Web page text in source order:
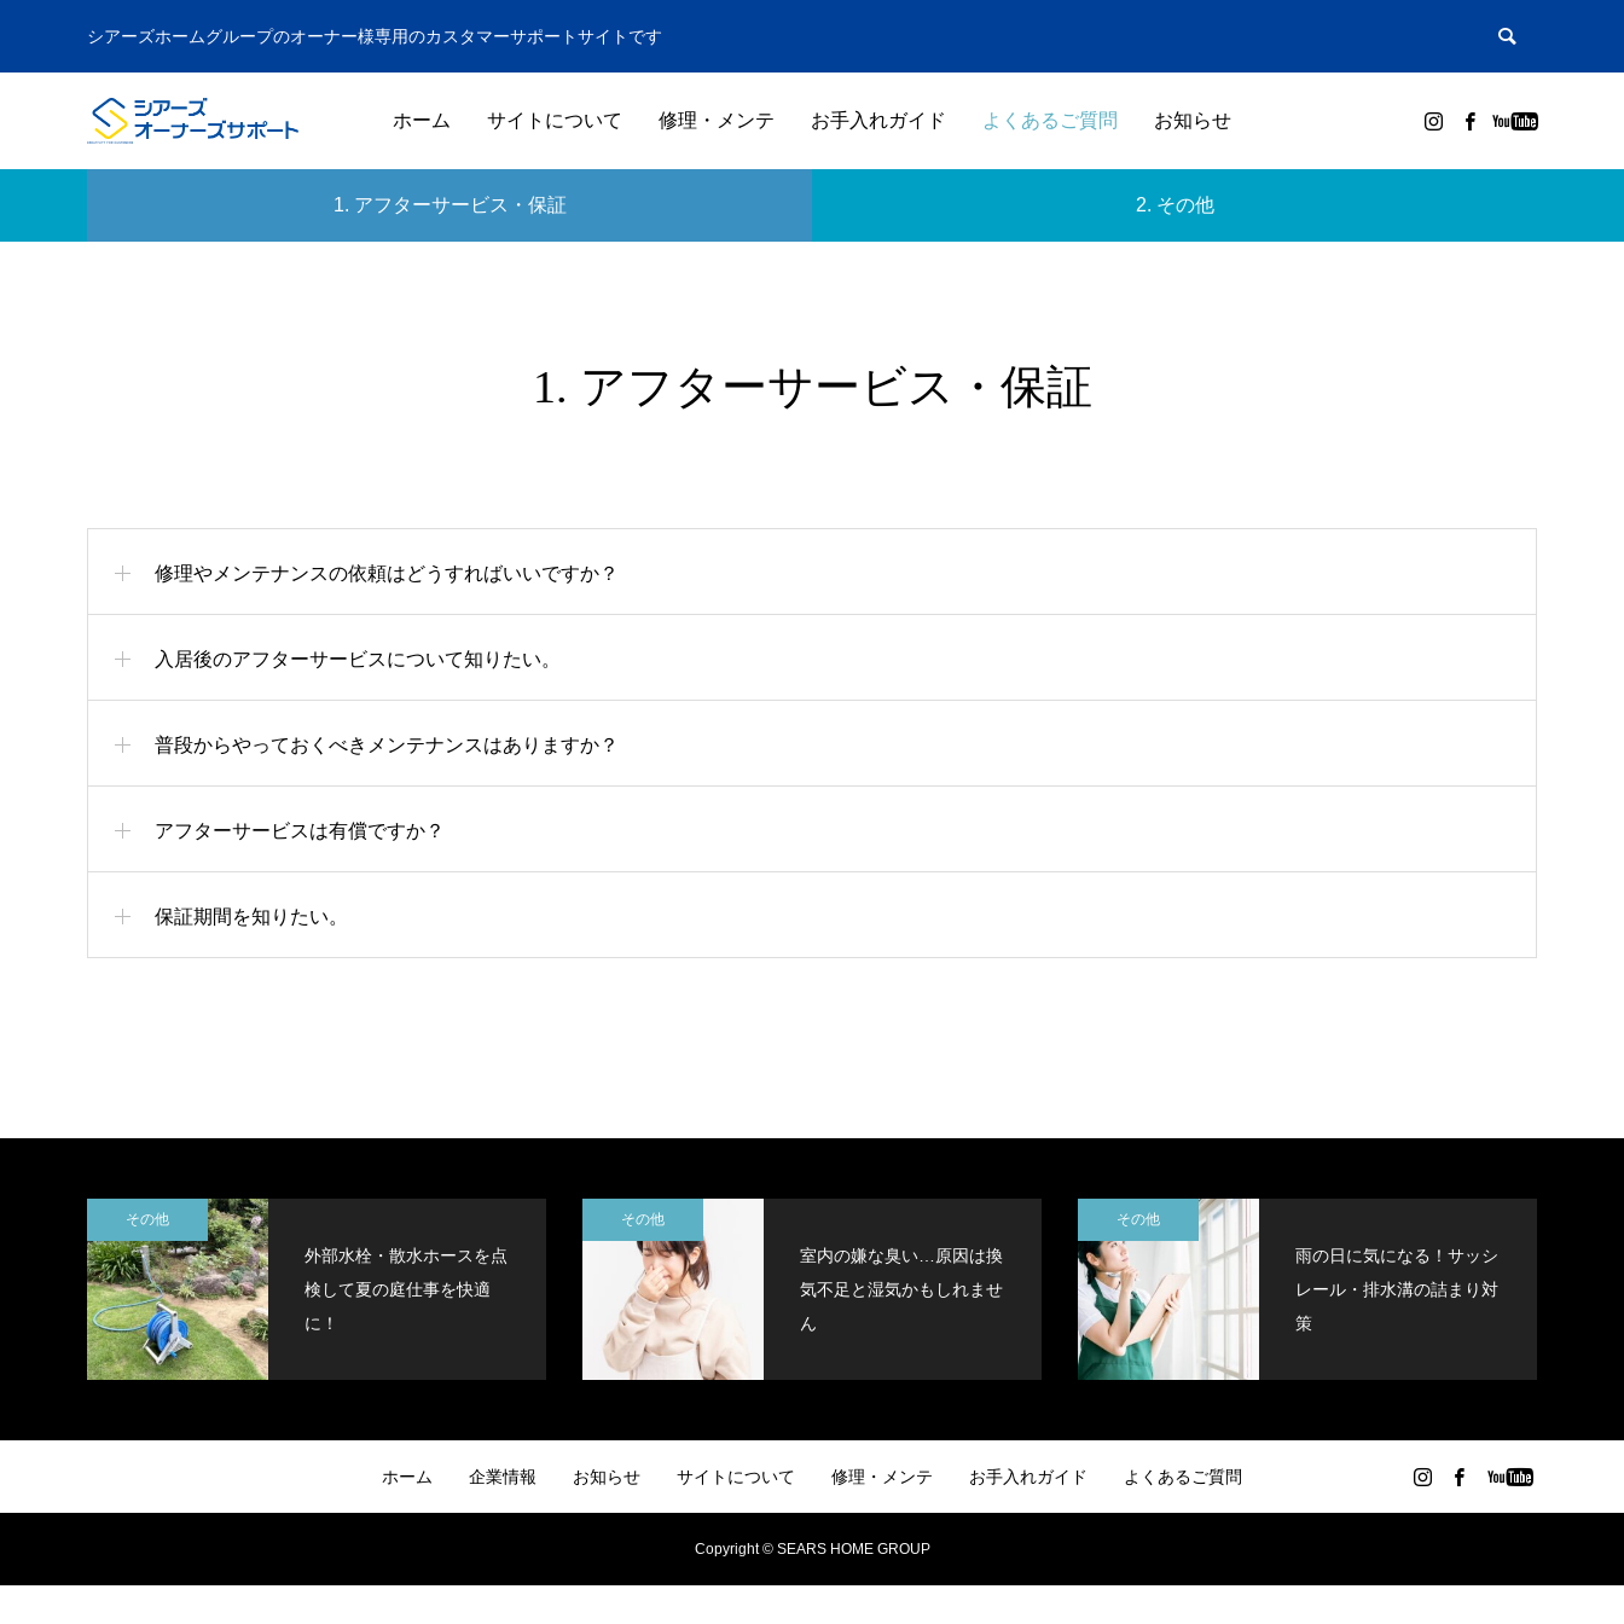
シアーズホームグループのオーナー様専用のカスタマーサポートサイトです
ホーム サイトについて 修理・メンテ お手入れガイド よくあるご質問 お知らせ
GUIDE GUIDE GUIDE GUIDE
1. アフターサービス・保証 2. その他
1. アフターサービス・保証
修理やメンテナンスの依頼はどうすればいいですか？
入居後のアフターサービスについて知りたい。
普段からやっておくべきメンテナンスはありますか？
アフターサービスは有償ですか？
保証期間を知りたい。
その他
外部水栓・散水ホースを点
検して夏の庭仕事を快適
に！
その他
室内の嫌な臭い…原因は換
気不足と湿気かもしれませ
ん
その他
雨の日に気になる！サッシ
レール・排水溝の詰まり対
策
ホーム 企業情報 お知らせ サイトについて 修理・メンテ お手入れガイド よくあるご質問
Copyright © SEARS HOME GROUP